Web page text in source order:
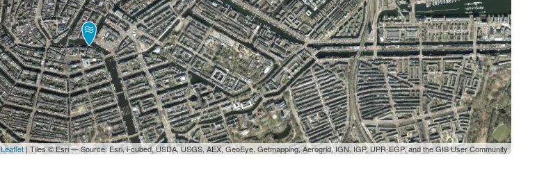
Leaflet| Tiles © Esri — Source: Esri, i-cubed, USDA, USGS, AEX, GeoEye, Getmapping, Aerogrid, IGN, IGP, UPR-EGP, and the GIS User Community